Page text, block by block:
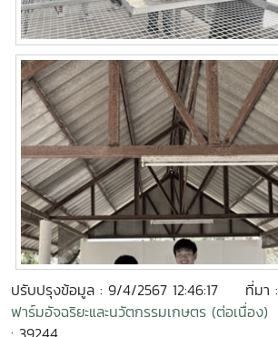
ปรับปรุงข้อมูล : 9/4/2567 12:46:17 ที่มา :
ฟาร์มอัจฉริยะและนวัตกรรมเกษตร (ต่อเนื่อง)